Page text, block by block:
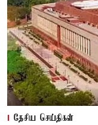
தேசிய செய்திகள்